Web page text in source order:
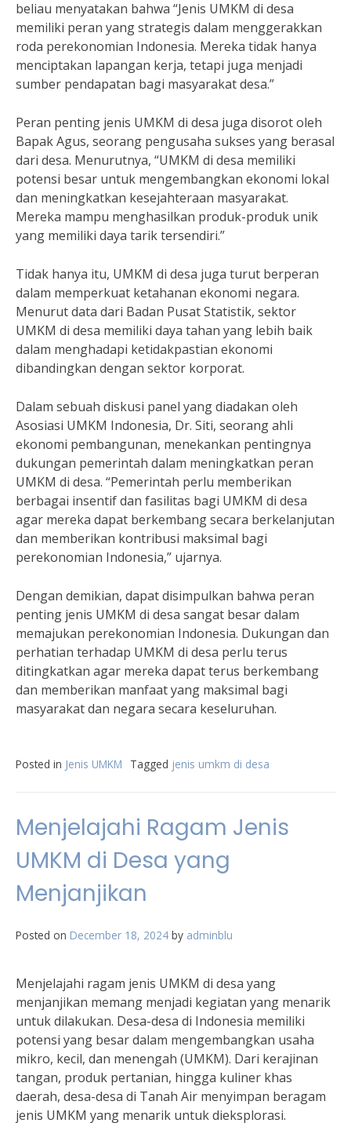
beliau menyatakan bahwa “Jenis UMKM di desa
memiliki peran yang strategis dalam menggerakkan
roda perekonomian Indonesia. Mereka tidak hanya
menciptakan lapangan kerja, tetapi juga menjadi
sumber pendapatan bagi masyarakat desa.”
Peran penting jenis UMKM di desa juga disorot oleh
Bapak Agus, seorang pengusaha sukses yang berasal
dari desa. Menurutnya, “UMKM di desa memiliki
potensi besar untuk mengembangkan ekonomi lokal
dan meningkatkan kesejahteraan masyarakat.
Mereka mampu menghasilkan produk-produk unik
yang memiliki daya tarik tersendiri.”
Tidak hanya itu, UMKM di desa juga turut berperan
dalam memperkuat ketahanan ekonomi negara.
Menurut data dari Badan Pusat Statistik, sektor
UMKM di desa memiliki daya tahan yang lebih baik
dalam menghadapi ketidakpastian ekonomi
dibandingkan dengan sektor korporat.
Dalam sebuah diskusi panel yang diadakan oleh
Asosiasi UMKM Indonesia, Dr. Siti, seorang ahli
ekonomi pembangunan, menekankan pentingnya
dukungan pemerintah dalam meningkatkan peran
UMKM di desa. “Pemerintah perlu memberikan
berbagai insentif dan fasilitas bagi UMKM di desa
agar mereka dapat berkembang secara berkelanjutan
dan memberikan kontribusi maksimal bagi
perekonomian Indonesia,” ujarnya.
Dengan demikian, dapat disimpulkan bahwa peran
penting jenis UMKM di desa sangat besar dalam
memajukan perekonomian Indonesia. Dukungan dan
perhatian terhadap UMKM di desa perlu terus
ditingkatkan agar mereka dapat terus berkembang
dan memberikan manfaat yang maksimal bagi
masyarakat dan negara secara keseluruhan.
Posted in Jenis UMKM Tagged jenis umkm di desa
Menjelajahi Ragam Jenis
UMKM di Desa yang
Menjanjikan
Posted on December 18, 2024 by adminblu
Menjelajahi ragam jenis UMKM di desa yang
menjanjikan memang menjadi kegiatan yang menarik
untuk dilakukan. Desa-desa di Indonesia memiliki
potensi yang besar dalam mengembangkan usaha
mikro, kecil, dan menengah (UMKM). Dari kerajinan
tangan, produk pertanian, hingga kuliner khas
daerah, desa-desa di Tanah Air menyimpan beragam
jenis UMKM yang menarik untuk dieksplorasi.